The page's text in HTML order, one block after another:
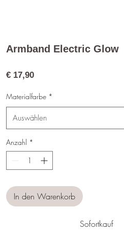
Armband Electric Glow
€ 17,90Preis
Materialfarbe *
Auswählen
Anzahl *
In den Warenkorb
Sofortkauf